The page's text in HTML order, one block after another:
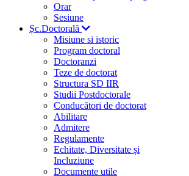
Orar
Sesiune
Șc.Doctorală
Misiune si istoric
Program doctoral
Doctoranzi
Teze de doctorat
Structura SD IIR
Studii Postdoctorale
Conducători de doctorat
Abilitare
Admitere
Regulamente
Echitate, Diversitate și
Incluziune
Documente utile